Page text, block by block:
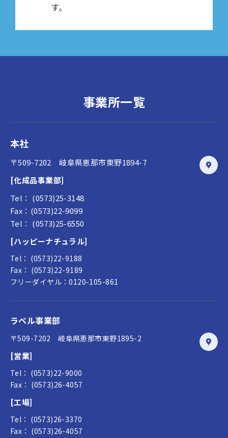
す。
事業所一覧
本社
〒509-7202 岐阜県恵那市東野1894-7
[化成品事業部]
Tel： (0573)25-3148
Fax：(0573)22-9099
Tel： (0573)25-6550
[ハッピーナチュラル]
Tel： (0573)22-9188
Fax： (0573)22-9189
フリーダイヤル：0120-105-861
ラベル事業部
〒509-7202 岐阜県恵那市東野1895-2
[営業]
Tel： (0573)22-9000
Fax： (0573)26-4057
[工場]
Tel： (0573)26-3370
Fax： (0573)26-4057